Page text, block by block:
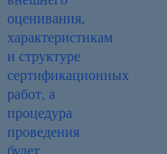
оценивания,
характеристикам
и структуре
сертификационных
работ, а
процедура
проведения
будет